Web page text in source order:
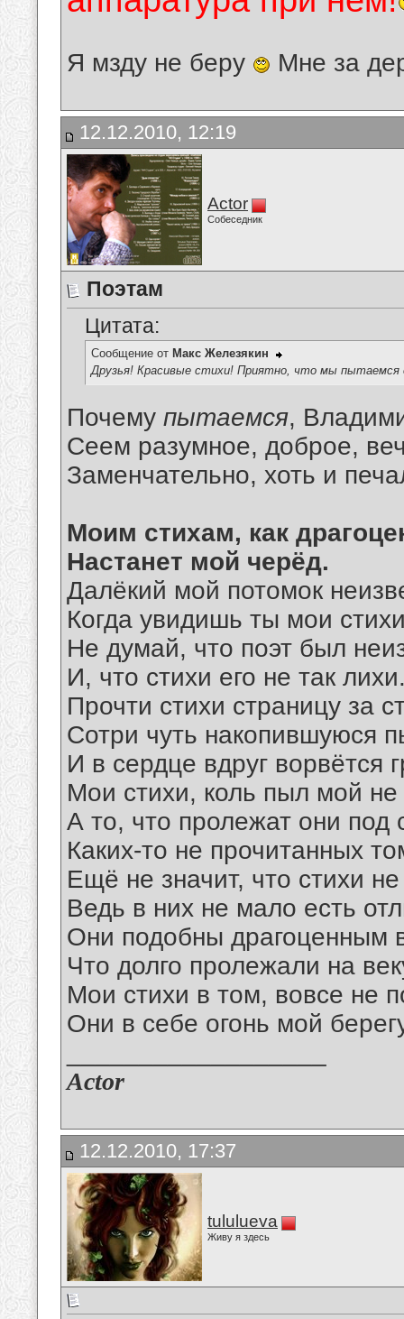
Я мзду не беру Мне за
12.12.2010, 12:19
Actor
Собеседник
Поэтам
Цитата:
Сообщение от Макс Железякин
Друзья! Красивые стихи! Приятно, что мы
Почему пытаемся,
Сеем разумное, доброе,
Заменчательно, хоть и
Моим стихам, как
Настанет мой черёд.
Далёкий мой потомок
Когда увидишь ты мои
Не думай, что поэт был
И, что стихи его не так
Прочти стихи страницу за
Сотри чуть накопившуюся
И в сердце вдруг ворвётся
Мои стихи, коль пыл мой
А то, что пролежат они под
Каких-то не прочитанных
Ещё не значит, что стихи
Ведь в них не мало есть
Они подобны драгоценным
Что долго пролежали на
Мои стихи в том, вовсе не
Они в себе огонь мой
Actor
12.12.2010, 17:37
tululueva
Живу я здесь